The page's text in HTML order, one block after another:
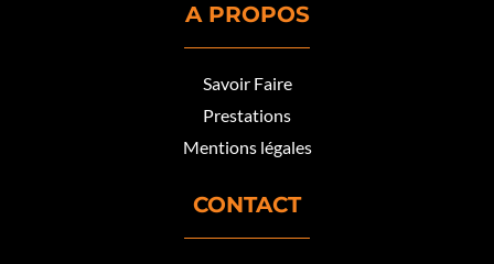
A PROPOS
Savoir Faire
Prestations
Mentions légales
CONTACT